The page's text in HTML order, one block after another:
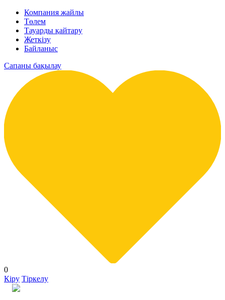
Компания жайлы
Төлем
Тауарды қайтару
Жеткізу
Байланыс
Сапаны бақылау
0
Кіру Тіркелу